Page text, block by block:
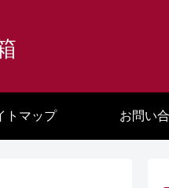
トマップ お問い